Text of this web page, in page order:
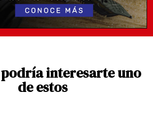
caja de cartón regular.
interesarte uno
de estos